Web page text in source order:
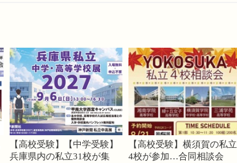
【高校受験】【中学受験】
兵庫県内の私立31校が集
【高校受験】横須賀の私立
4校が参加…合同相談会